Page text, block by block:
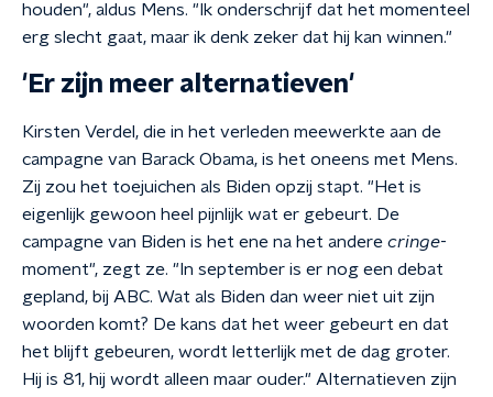
houden", aldus Mens. "Ik onderschrijf dat het momenteel
erg slecht gaat, maar ik denk zeker dat hij kan winnen."
'Er zijn meer alternatieven'
Kirsten Verdel, die in het verleden meewerkte aan de
campagne van Barack Obama, is het oneens met Mens.
Zij zou het toejuichen als Biden opzij stapt. "Het is
eigenlijk gewoon heel pijnlijk wat er gebeurt. De
campagne van Biden is het ene na het andere cringe-
moment", zegt ze. "In september is er nog een debat
gepland, bij ABC. Wat als Biden dan weer niet uit zijn
woorden komt? De kans dat het weer gebeurt en dat
het blijft gebeuren, wordt letterlijk met de dag groter.
Hij is 81, hij wordt alleen maar ouder." Alternatieven zijn